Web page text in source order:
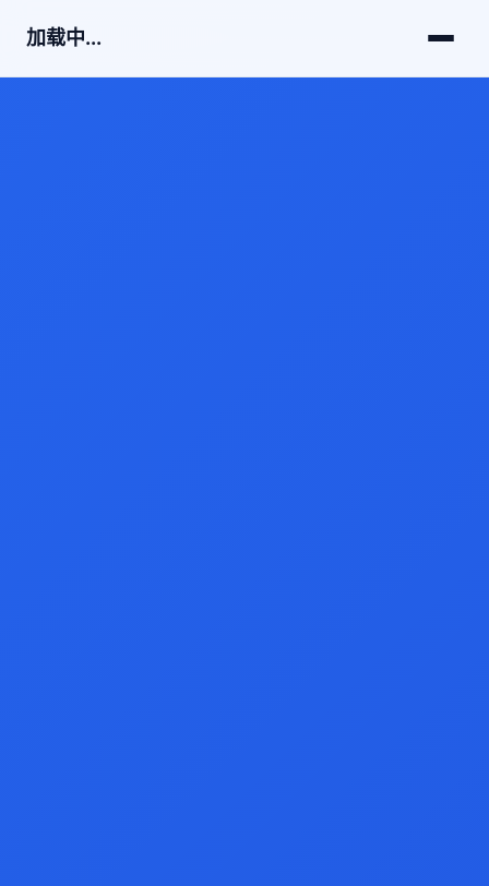
加载中...